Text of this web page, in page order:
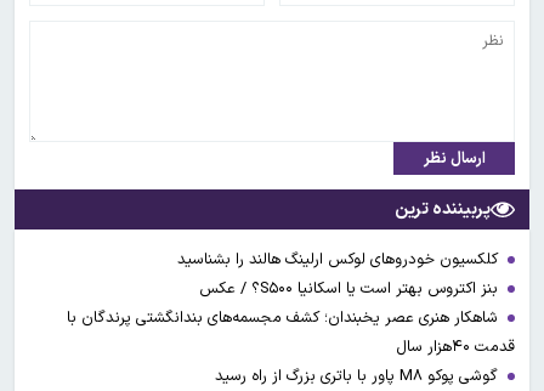
ارسال نظر
پربیننده ترین
کلکسیون خودروهای لوکس ارلینگ هالند را بشناسید
بنز اکتروس بهتر است یا اسکانیا S۵۰۰؟ / عکس
شاهکار هنری عصر یخبندان؛ کشف مجسمه‌های بندانگشتی‌ پرندگان با
قدمت ۴۰هزار سال
گوشی پوکو M۸ پاور با باتری بزرگ از راه رسید